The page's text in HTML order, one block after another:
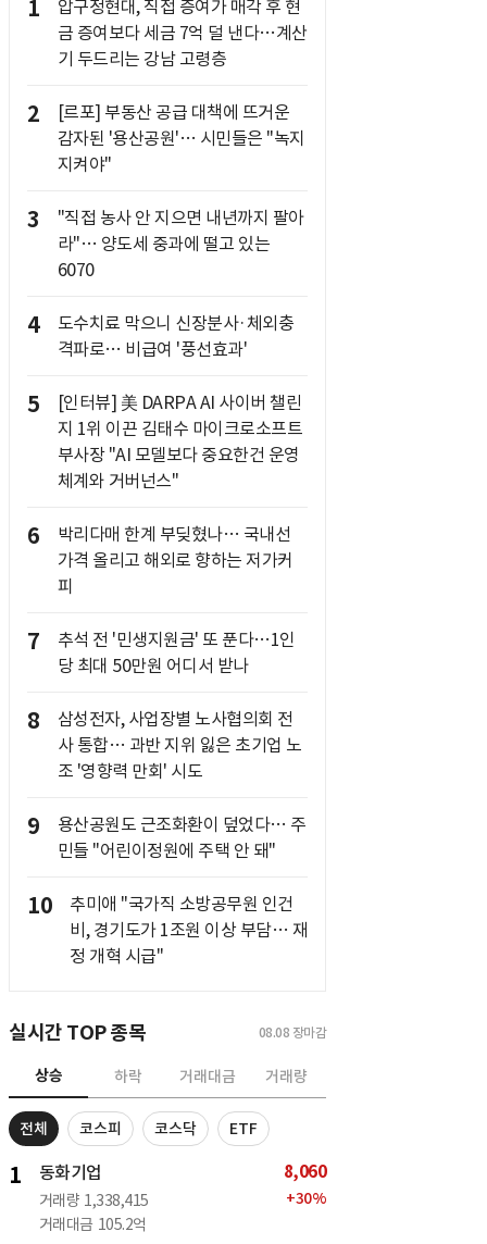
1
압구정현대, 직접 증여가 매각 후 현
금 증여보다 세금 7억 덜 낸다…계산
기 두드리는 강남 고령층
2
[르포] 부동산 공급 대책에 뜨거운
감자된 '용산공원'… 시민들은 "녹지
지켜야"
3
"직접 농사 안 지으면 내년까지 팔아
라"… 양도세 중과에 떨고 있는
6070
4
도수치료 막으니 신장분사·체외충
격파로… 비급여 '풍선효과'
5
[인터뷰] 美 DARPA AI 사이버 챌린
지 1위 이끈 김태수 마이크로소프트
부사장 "AI 모델보다 중요한건 운영
체계와 거버넌스"
6
박리다매 한계 부딪혔나… 국내선
가격 올리고 해외로 향하는 저가커
피
7
추석 전 '민생지원금' 또 푼다…1인
당 최대 50만원 어디서 받나
8
삼성전자, 사업장별 노사협의회 전
사 통합… 과반 지위 잃은 초기업 노
조 '영향력 만회' 시도
9
용산공원도 근조화환이 덮었다… 주
민들 "어린이정원에 주택 안 돼"
10
추미애 "국가직 소방공무원 인건
비, 경기도가 1조원 이상 부담… 재
정 개혁 시급"
실시간 TOP 종목 08.08 장마감
상승 하락 거래대금 거래량
전체 코스피 코스닥 ETF
1 동화기업
거래량 1,338,415
거래대금 105.2억
8,060
+30%